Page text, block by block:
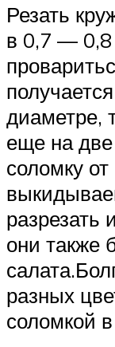
Резать
в 0,7 — 0,8
диаметре,
еще на
соломку
разрезать
они также
разных
соломкой